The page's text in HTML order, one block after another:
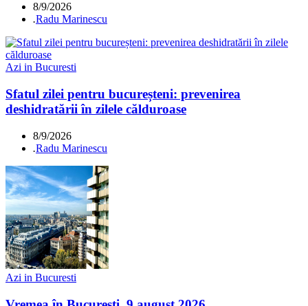
8/9/2026
.Radu Marinescu
Azi in Bucuresti
Sfatul zilei pentru bucureșteni: prevenirea
deshidratării în zilele călduroase
8/9/2026
.Radu Marinescu
Azi in Bucuresti